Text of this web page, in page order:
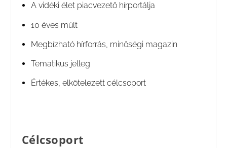
A vidéki élet piacvezető hírportálja
10 éves múlt
Megbízható hírforrás, minőségi magazin
Tematikus jelleg
Értékes, elkötelezett célcsoport
Célcsoport